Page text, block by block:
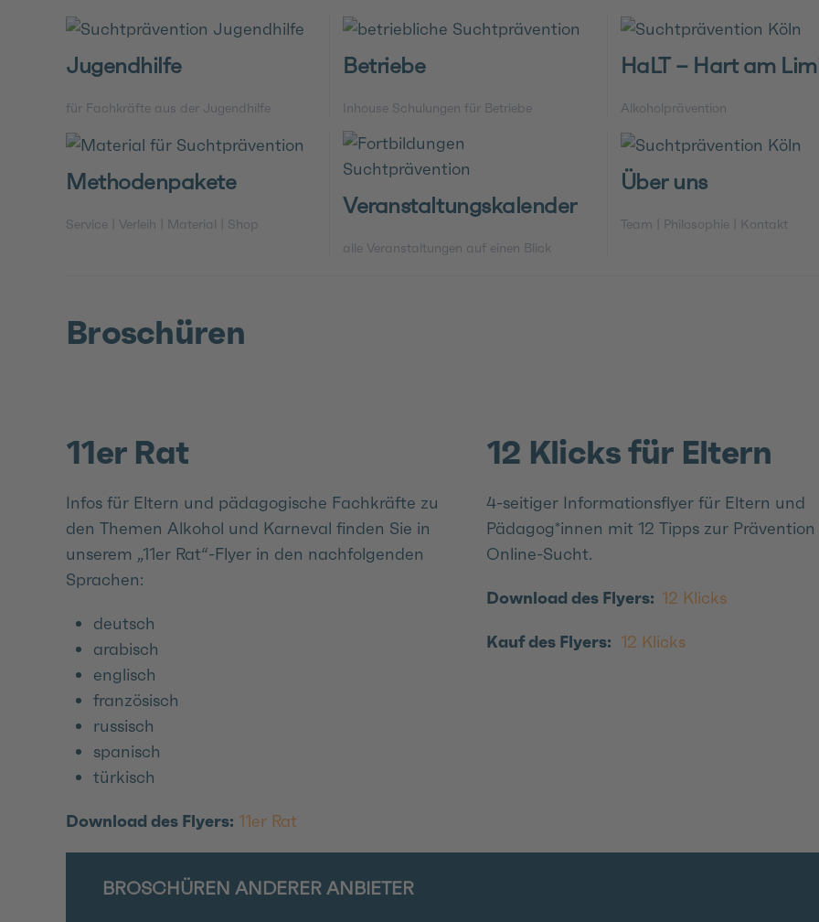
Jugendhilfe
für Fachkräfte aus der Jugendhilfe
Betriebe
Inhouse Schulungen für Betriebe
HaLT – Hart am
Alkoholprävention
Methodenpakete
Service | Verleih | Material | Shop
Veranstaltungskalender
alle Veranstaltungen auf einen Blick
Über uns
Team | Philosophie | Kontakt
Broschüren
11er Rat
Infos für Eltern und pädagogische Fachkräfte zu
den Themen Alkohol und Karneval finden Sie in
unserem „11er Rat“-Flyer in den nachfolgenden
Sprachen:
deutsch
arabisch
englisch
französisch
russisch
spanisch
türkisch
Download des Flyers: 11er Rat
12 Klicks für Eltern
4-seitiger Informationsflyer für Eltern und
Pädagog*innen mit 12 Tipps zur
Online-Sucht.
Download des Flyers: 12 Klicks
Kauf des Flyers: 12 Klicks
BROSCHÜREN ANDERER ANBIETER